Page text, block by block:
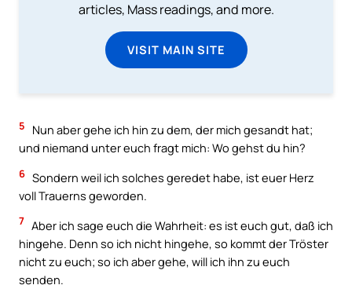
articles, Mass readings, and more.
VISIT MAIN SITE
5
Nun aber gehe ich hin zu dem, der mich gesandt hat;
und niemand unter euch fragt mich: Wo gehst du hin?
6 Sondern weil ich solches geredet habe, ist euer Herz
voll Trauerns geworden.
7 Aber ich sage euch die Wahrheit: es ist euch gut, daß ich
hingehe. Denn so ich nicht hingehe, so kommt der Tröster
nicht zu euch; so ich aber gehe, will ich ihn zu euch
senden.